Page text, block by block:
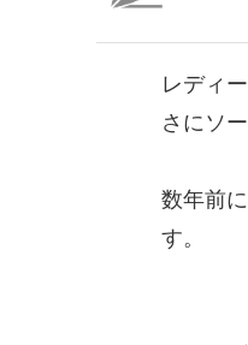
レディ
さにソ
数年前
す。